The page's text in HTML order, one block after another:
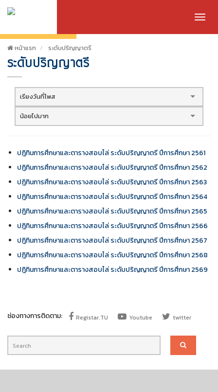
Toggle
หน้าแรก ระดับปริญญาตรี
ระดับปริญญาตรี
เรียงวันที่โพส
น้อยไปมาก
ปฎิทินการศึกษาและตารางสอบไล่ ระดับปริญญาตรี ปีการศึกษา 2561
ปฎิทินการศึกษาและตารางสอบไล่ ระดับปริญญาตรี ปีการศึกษา 2562
ปฎิทินการศึกษาและตารางสอบไล่ ระดับปริญญาตรี ปีการศึกษา 2563
ปฎิทินการศึกษาและตารางสอบไล่ ระดับปริญญาตรี ปีการศึกษา 2564
ปฎิทินการศึกษาและตารางสอบไล่ ระดับปริญญาตรี ปีการศึกษา 2565
ปฎิทินการศึกษาและตารางสอบไล่ ระดับปริญญาตรี ปีการศึกษา 2566
ปฎิทินการศึกษาและตารางสอบไล่ ระดับปริญญาตรี ปีการศึกษา 2567
ปฎิทินการศึกษาและตารางสอบไล่ ระดับปริญญาตรี ปีการศึกษา 2568
ปฎิทินการศึกษาและตารางสอบไล่ ระดับปริญญาตรี ปีการศึกษา 2569
ช่องทางการติดตาม: Registar.TU Youtube twitter